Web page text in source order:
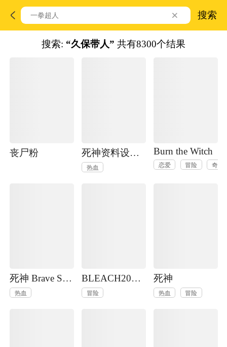
搜索
搜索: “久保带人” 共有8300个结果
丧尸粉 死神资料设定集
热血
Burn the Witch
恋爱 冒险 奇幻
死神 Brave Souls 官方美术集
热血
BLEACH20周年纪念短篇
冒险
死神
热血 冒险